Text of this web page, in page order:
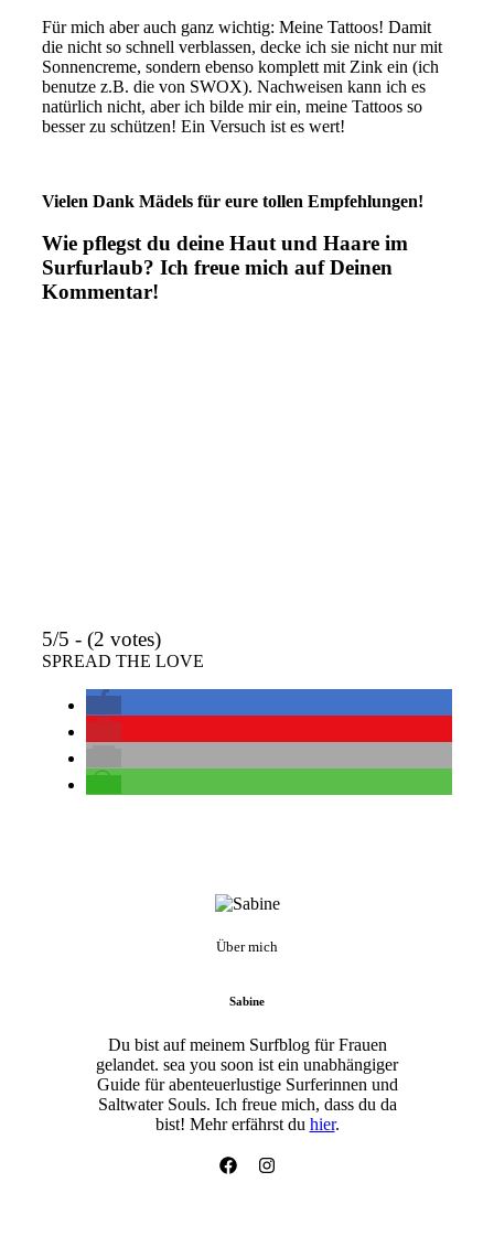
Für mich aber auch ganz wichtig: Meine Tattoos! Damit
die nicht so schnell verblassen, decke ich sie nicht nur mit
Sonnencreme, sondern ebenso komplett mit Zink ein (ich
benutze z.B. die von SWOX). Nachweisen kann ich es
natürlich nicht, aber ich bilde mir ein, meine Tattoos so
besser zu schützen! Ein Versuch ist es wert!
Vielen Dank Mädels für eure tollen Empfehlungen!
Wie pflegst du deine Haut und Haare im
Surfurlaub? Ich freue mich auf Deinen
Kommentar!
5/5 - (2 votes)
SPREAD THE LOVE
Über mich
Sabine
Du bist auf meinem Surfblog für Frauen
gelandet. sea you soon ist ein unabhängiger
Guide für abenteuerlustige Surferinnen und
Saltwater Souls. Ich freue mich, dass du da
bist! Mehr erfährst du hier.